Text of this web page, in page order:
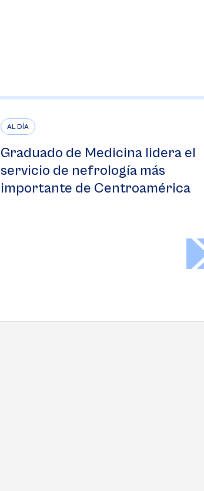
AL DÍA
Graduado de Medicina lidera el
servicio de nefrología más
importante de Centroamérica